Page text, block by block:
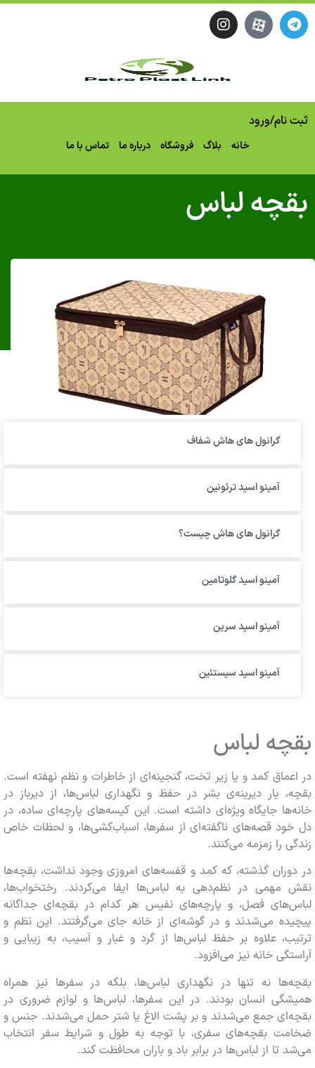
/ورود
بلاگ فروشگاه درباره ما تماس با ما
لباس
گرانول‌ های هاش شفاف
آمینو اسید ترئونین
گرانول های هاش چیست؟
آمینو اسید گلوتامین
آمینو اسید سرین
آمینو اسید سیستئین
لباس
کمد و یا زیر تخت، گنجینه‌ای از خاطرات و نظم نهفته است.
یار دیرینه‌ی بشر در حفظ و نگهداری لباس‌ها، از دیرباز در
جایگاه ویژه‌ای داشته است. این کیسه‌های پارچه‌ای ساده، در
قصه‌های ناگفته‌ای از سفرها، اسباب‌کشی‌ها، و لحظات خاص
را زمزمه می‌کنند.
گذشته، که کمد و قفسه‌های امروزی وجود نداشت، بقچه‌ها
در نظم‌دهی به لباس‌ها ایفا می‌کردند. رختخواب‌ها،
فصل، و پارچه‌های نفیس هر کدام در بقچه‌ای جداگانه
می‌شدند و در گوشه‌ای از خانه جای می‌گرفتند. این نظم و
علاوه بر حفظ لباس‌ها از گرد و غبار و آسیب، به زیبایی و
خانه نیز می‌افزود.
نه تنها در نگهداری لباس‌ها، بلکه در سفرها نیز همراه
انسان بودند. در این سفرها، لباس‌ها و لوازم ضروری در
جمع می‌شدند و بر پشت الاغ یا شتر حمل می‌شدند. جنس و
بقچه‌های سفری، با توجه به طول و شرایط سفر انتخاب
از لباس‌ها در برابر باد و باران محافظت کند.